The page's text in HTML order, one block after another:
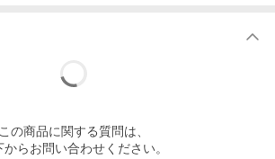
この商品に関する質問は、
からお問い合わせください。